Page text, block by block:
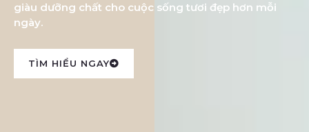
giàu dưỡng chất cho cuộc sống tươi đẹp hơn mỗi
ngày.
TÌM HIỂU NGAY